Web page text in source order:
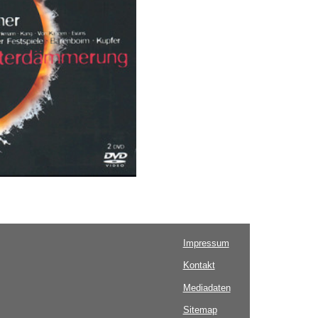
Impressum
Kontakt
Mediadaten
Sitemap